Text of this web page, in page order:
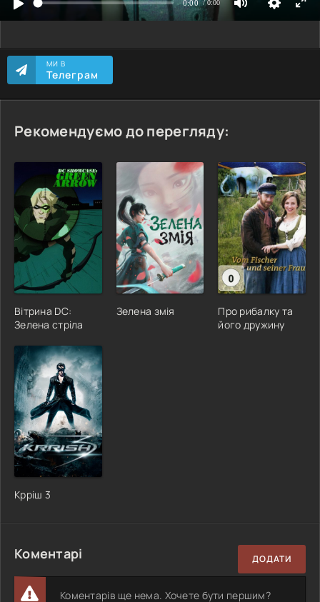
МИ В
Телеграм
Рекомендуємо до перегляду:
Вітрина DC:
Зелена стріла
Зелена змія
Про рибалку та
його дружину
Крріш 3
Коментарі ДОДАТИ
Коментарів ще нема. Хочете бути першим?